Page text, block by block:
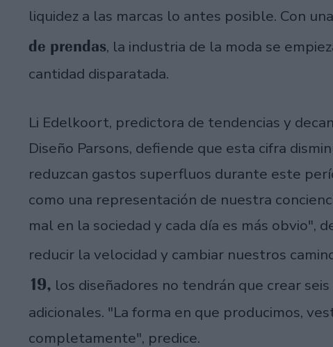
liquidez a las marcas lo antes posible. Con
de prendas, la industria de la moda se
cantidad disparatada.
Li Edelkoort, predictora de tendencias y
Diseño Parsons, defiende que esta cifra
reduzcan gastos superfluos durante este
como una representación de nuestra
mal en la sociedad y cada día es más obvio",
reducir la velocidad y cambiar nuestros
19, los diseñadores no tendrán que crear
adicionales. "La forma en que producimos,
completamente", predice.